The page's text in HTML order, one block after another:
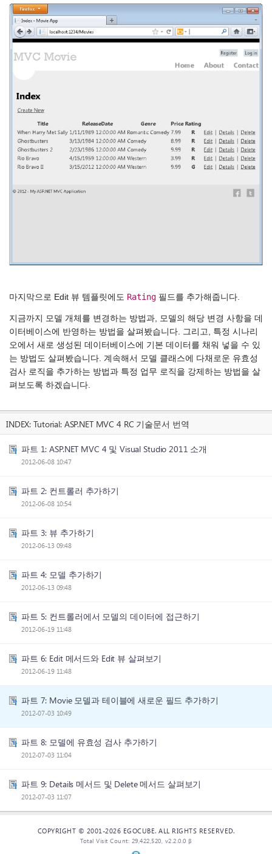
마지막으로 Edit 뷰 템플릿에도 Rating 필드를 추가해줍니다.
지금까지 모델 개체를 변경하는 방법과, 모델의 해당 변경 사항을 데
이터베이스에 반영하는 방법을 살펴봤습니다. 그리고, 특정 시나리
오에서 새로 생성된 데이터베이스에 기본 데이터를 채워 넣을 수 있
는 방법도 살펴봤습니다. 계속해서 모델 클래스에 다채로운 유효성
검사 로직을 추가하는 방법과 특정 업무 로직을 강제하는 방법을 살
펴보도록 하겠습니다.
INDEX:Tutorial: ASP.NET MVC 4 RC 기술문서 번역
파트 1: ASP.NET MVC 4 및 Visual Studio 2011 소개
2012-06-08 10:47
파트 2: 컨트롤러 추가하기
2012-06-08 10:54
파트 3: 뷰 추가하기
2012-06-13 09:48
파트 4: 모델 추가하기
2012-06-13 09:48
파트 5: 컨트롤러에서 모델의 데이터에 접근하기
2012-06-19 11:48
파트 6: Edit 메서드와 Edit 뷰 살펴보기
2012-06-19 11:48
파트 7: Movie 모델과 테이블에 새로운 필드 추가하기
2012-07-03 10:49
파트 8: 모델에 유효성 검사 추가하기
2012-07-03 11:04
파트 9: Details 메서드 및 Delete 메서드 살펴보기
2012-07-03 11:07
COPYRIGHT © 2001-2026 EGOCUBE. ALL RIGHTS RESERVED.
Total Visit Count: 29,422,520, v2.2.0.0 β